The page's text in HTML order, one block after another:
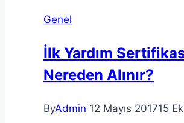
Genel
İlk Yardım
Nereden Alınır?
ByAdmin 12 Mayıs 201715